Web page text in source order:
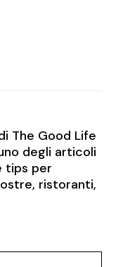
The Good Life
degli articoli
tips per
ristoranti,